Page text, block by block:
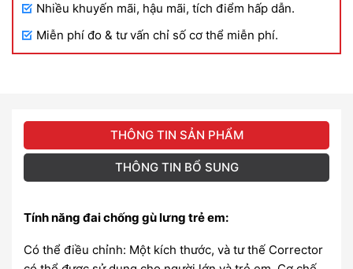
Nhiều khuyến mãi, hậu mãi, tích điểm hấp dẫn.
Miễn phí đo & tư vấn chỉ số cơ thể miễn phí.
THÔNG TIN SẢN PHẨM
THÔNG TIN BỔ SUNG
Tính năng đai chống gù lưng trẻ em:
Có thể điều chỉnh: Một kích thước, và tư thế Corrector